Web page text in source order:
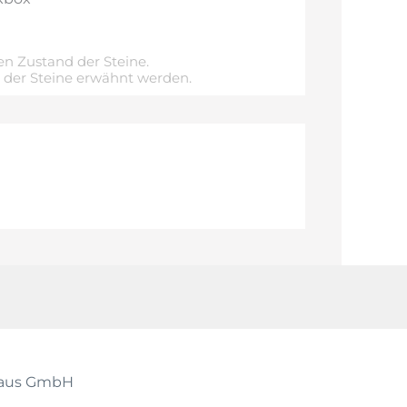
Zustand der Steine.
Steine erwähnt werden.
GmbH